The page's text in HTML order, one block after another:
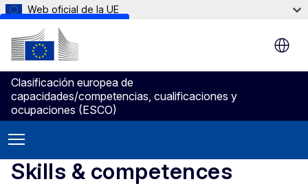
Skip to main content
Web oficial de la UE
Clasificación europea de
capacidades/competencias, cualificaciones y
ocupaciones (ESCO)
Skills & competences